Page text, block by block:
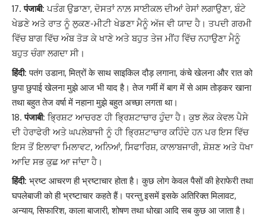
पंजाबी: ਪਤੰਗ ਉਡਾਣਾ, ਦੋਸਤਾਂ ਨਾਲ਼ ਸਾਈਕਲ ਦੀਆਂ ਰੇਸਾਂ ਲਗਾਉਣਾ, ਬੰਟੇ
ਖੇਡਣੇ ਅਤੇ ਰਾਤ ਨੂੰ ਲੁਕਣ-ਮੀਟੀ ਖੇਡਣਾ ਮੈਨੂੰ ਅੱਜ ਵੀ ਯਾਦ ਹੈ। ਤਪਦੀ ਗਰਮੀ
ਵਿੱਚ ਬਾਗ ਵਿੱਚ ਅੰਬ ਤੋੜ ਕੇ ਖਾਣੇ ਅਤੇ ਬਹੁਤ ਤੇਜ ਮੀਂਹ ਵਿੱਚ ਨਹਾਉਣਾ ਮੈਨੂੰ
ਬਹੁਤ ਚੰਗਾ ਲਗਦਾ ਸੀ।
हिंदी: पतंग उडाना, मित्रों के साथ साइकिल दौड़ लगाना, कंचे खेलना और रात को
छुपा छुपाई खेलना मुझे आज भी याद है। तेज गर्मी में बाग में से आम तोड़कर खाना
तथा बहुत तेज वर्षा में नहाना मुझे बहुत अच्छा लगता था।
पंजाबी: ਭ੍ਰਿਸ਼ਟ ਆਚਰਣ ਹੀ ਭ੍ਰਿਸ਼ਟਾਚਾਰ ਹੁੰਦਾ ਹੈ। ਕੁਝ ਲੋਕ ਕੇਵਲ ਪੈਸੇ
ਦੀ ਹੇਰਾਫੇਰੀ ਅਤੇ ਘਪਲੇਬਾਜੀ ਨੂੰ ਹੀ ਭ੍ਰਿਸ਼ਟਾਚਾਰ ਕਹਿੰਦੇ ਹਨ ਪਰ ਇਸ ਵਿੱਚ
ਇਸ ਤੋਂ ਇਲਾਵਾ ਮਿਲਾਵਟ, ਅਨਿਆਂ, ਸਿਫਾਰਿਸ਼, ਕਾਲਾਬਜਾਰੀ, ਸ਼ੋਸ਼ਣ ਅਤੇ ਧੋਖਾ
ਆਦਿ ਸਭ ਕੁਛ ਆ ਜਾਂਦਾ ਹੈ।
हिंदी: भ्रष्ट आचरण ही भ्रष्टाचार होता है। कुछ लोग केवल पैसों की हेराफेरी तथा
घपलेबाजी को ही भ्रष्टाचार कहते हैं। परन्तु इसमें इसके अतिरिक्त मिलावट,
अन्याय, सिफारिश, काला बाजारी, शोषण तथा धोखा आदि सब कुछ आ जाता है।